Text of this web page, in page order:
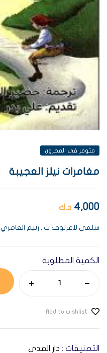
متوفر فى المخزون
مغامرات نيلز العجيبة
4,000 د.ك
سلمى لاغرلوف ت . رنيم العامري
الكمية المطلوبة
Add to wishlist
التصنيفات : دار المدى